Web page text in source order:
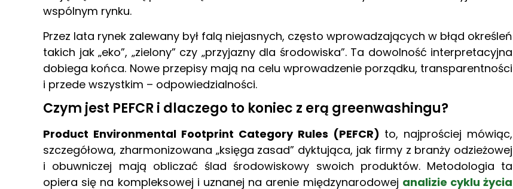
wspólnym rynku.
Przez lata rynek zalewany był falą niejasnych, często wprowadzających w błąd określeń
takich jak „eko”, „zielony” czy „przyjazny dla środowiska”. Ta dowolność interpretacyjna
dobiega końca. Nowe przepisy mają na celu wprowadzenie porządku, transparentności
i przede wszystkim – odpowiedzialności.
Czym jest PEFCR i dlaczego to koniec z erą greenwashingu?
Product Environmental Footprint Category Rules (PEFCR) to, najprościej mówiąc,
szczegółowa, zharmonizowana „księga zasad” dyktująca, jak firmy z branży odzieżowej
i obuwniczej mają obliczać ślad środowiskowy swoich produktów. Metodologia ta
opiera się na kompleksowej i uznanej na arenie międzynarodowej analizie cyklu życia